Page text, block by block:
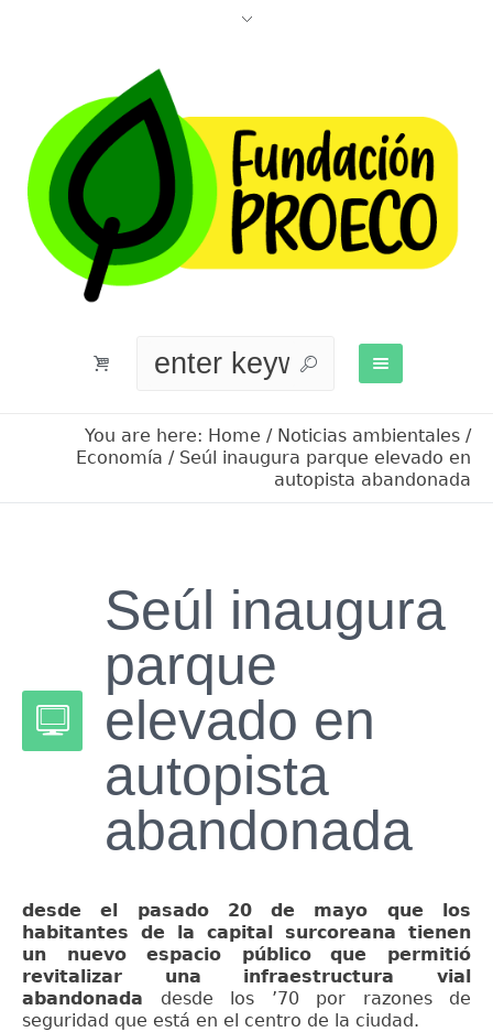
You are here: Home / Noticias ambientales /
Economía / Seúl inaugura parque elevado en
autopista abandonada
Seúl inaugura
parque
elevado en
autopista
abandonada
desde el pasado 20 de mayo que los
habitantes de la capital surcoreana tienen
un nuevo espacio público
que permitió
revitalizar una infraestructura vial
abandonada desde los ’70 por razones de
seguridad que está en el centro de la ciudad.